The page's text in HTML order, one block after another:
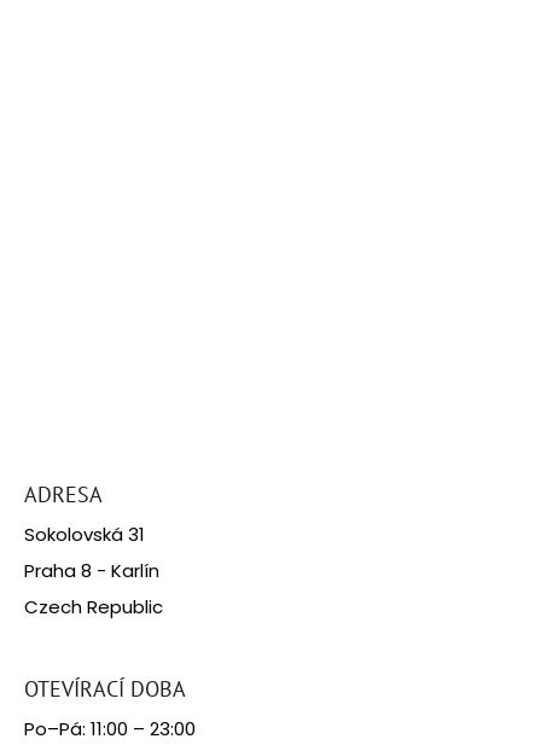
ADRESA
Sokolovská 31
Praha 8 - Karlín
Czech Republic
OTEVÍRACÍ DOBA
Po–Pá: 11:00 – 23:00